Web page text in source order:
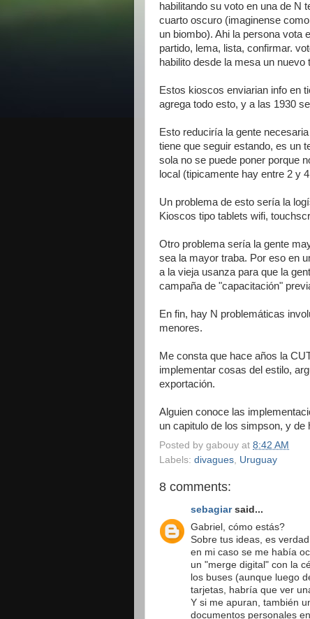
habilitando su voto en una de N
cuarto oscuro (imaginense
un biombo). Ahi la persona vota
partido, lema, lista, confirmar.
habilito desde la mesa un
Estos kioscos enviarian info en
agrega todo esto, y a las 1930
Esto reduciría la gente
tiene que seguir estando, es un
sola no se puede poner porque
local (tipicamente hay entre 2 y
Un problema de esto sería la
Kioscos tipo tablets wifi,
Otro problema sería la gente
sea la mayor traba. Por eso en
a la vieja usanza para que la
campaña de "capacitación"
En fin, hay N problemáticas
menores.
Me consta que hace años la
implementar cosas del estilo,
exportación.
Alguien conoce las
un capitulo de los simpson, y de
Posted by gabouy at 8:42 AM
Labels: divagues Uruguay
8 comments:
sebagiarsaid...
Gabriel, cómo estás?
Sobre tus ideas, es
en mi caso se me había
un "merge digital" con la
los buses (aunque luego
tarjetas, habría que ver
Y si me apuran, también
documentos personales